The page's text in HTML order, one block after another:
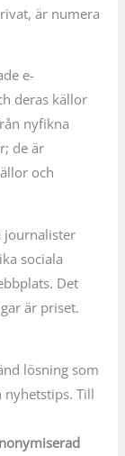
är numera
e-
deras källor
nyfikna
de är
och
journalister
sociala
Det
är priset.
lösning som
Till